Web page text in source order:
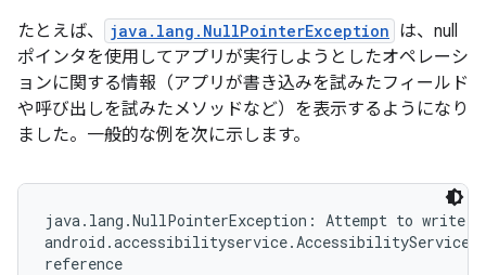
たとえば、
java.lang.NullPointerException は、null
ポインタを使用してアプリが実行しようとしたオペレーシ
ョンに関する情報（アプリが書き込みを試みたフィールド
や呼び出しを試みたメソッドなど）を表示するようになり
ました。一般的な例を次に示します。
java.lang.NullPointerException: Attempt to
reference